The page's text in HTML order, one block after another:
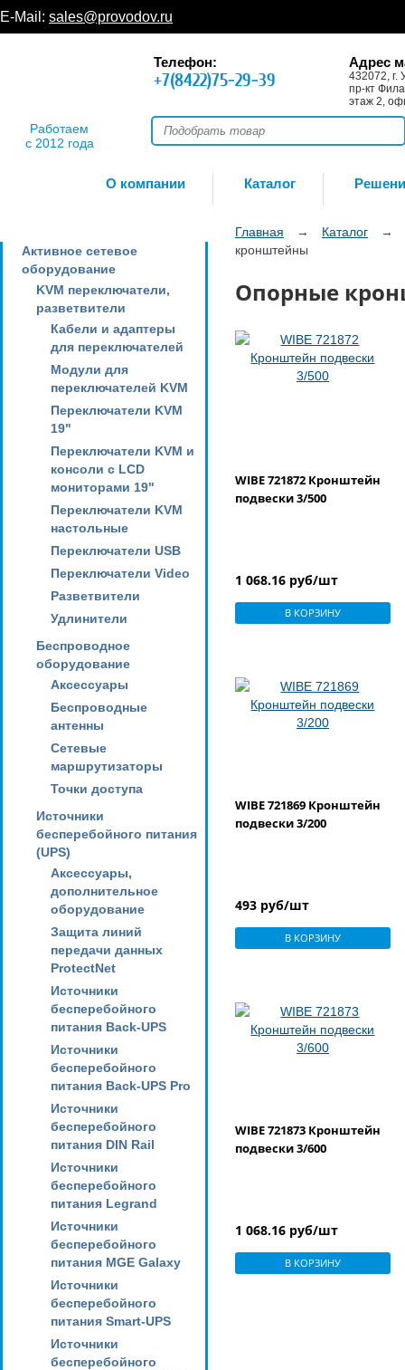
E-Mail: sales@provodov.ru
Работаем
с 2012 года
Телефон:
+7(8422)75-29-39
Адрес
432072, г.
пр-кт
этаж 2,
О компании Каталог
Активное сетевое
оборудование
KVM переключатели,
разветвители
Кабели и адаптеры
для переключателей
Модули для
переключателей KVM
Переключатели KVM
19"
Переключатели KVM и
консоли с LCD
мониторами 19"
Переключатели KVM
настольные
Переключатели USB
Переключатели Video
Разветвители
Удлинители
Беспроводное
оборудование
Аксессуары
Беспроводные
антенны
Сетевые
маршрутизаторы
Точки доступа
Источники
бесперебойного питания
(UPS)
Аксессуары,
дополнительное
оборудование
Защита линий
передачи данных
ProtectNet
Источники
бесперебойного
питания Back-UPS
Источники
бесперебойного
питания Back-UPS Pro
Источники
бесперебойного
питания DIN Rail
Источники
бесперебойного
питания Legrand
Источники
бесперебойного
питания MGE Galaxy
Источники
бесперебойного
питания Smart-UPS
Источники
бесперебойного
Главная → Каталог
→
кронштейны
Опорные
WIBE 721872 Кронштейн
подвески 3/500
1 068.16 руб/шт
В КОРЗИНУ
WIBE 721869 Кронштейн
подвески 3/200
493 руб/шт
В КОРЗИНУ
WIBE 721873 Кронштейн
подвески 3/600
1 068.16 руб/шт
В КОРЗИНУ